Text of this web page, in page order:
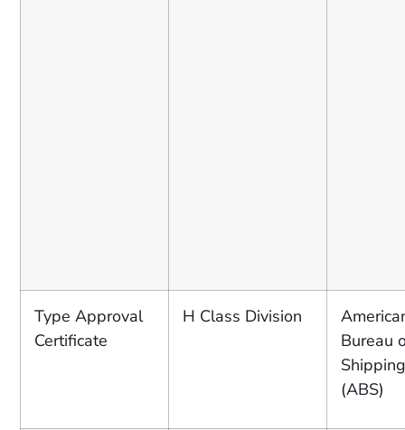
Type Approval
Certificate
H Class Division
Bureau
(ABS)